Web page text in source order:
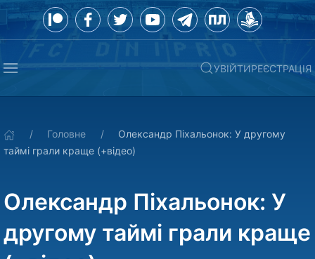
УВІЙТИРЕЄСТРАЦІЯ
Головне
Олександр Піхальонок: У другому
таймі грали краще (+відео)
Олександр Піхальонок: У
другому таймі грали краще